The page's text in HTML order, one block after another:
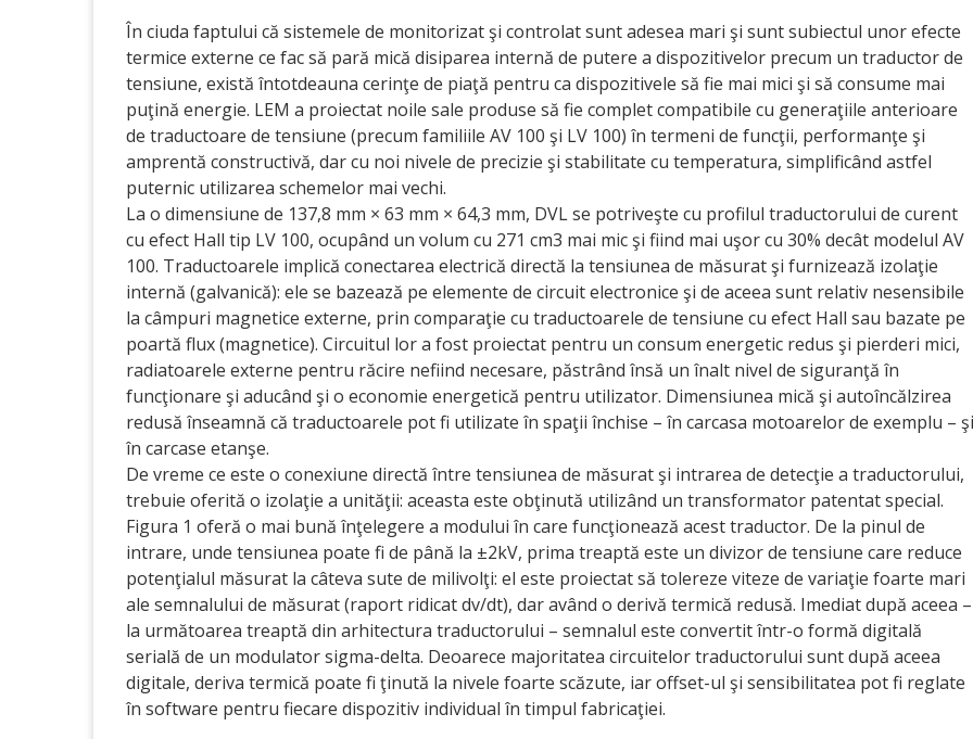
În ciuda faptului că sistemele de monitorizat şi controlat sunt adesea mari şi sunt subiectul unor efecte
termice externe ce fac să pară mică disiparea internă de putere a dispozitivelor precum un traductor de
tensiune, există întotdeauna cerinţe de piaţă pentru ca dispozitivele să fie mai mici şi să consume mai
puţină energie. LEM a proiectat noile sale produse să fie complet compatibile cu generaţiile anterioare
de traductoare de tensiune (precum familiile AV 100 şi LV 100) în termeni de funcţii, performanţe şi
amprentă constructivă, dar cu noi nivele de precizie şi stabilitate cu temperatura, simplificând astfel
puternic utilizarea schemelor mai vechi.
La o dimensiune de 137,8 mm × 63 mm × 64,3 mm, DVL se potriveşte cu profilul traductorului de curent
cu efect Hall tip LV 100, ocupând un volum cu 271 cm3 mai mic şi fiind mai uşor cu 30% decât modelul AV
100. Traductoarele implică conectarea electrică directă la tensiunea de măsurat şi furnizează izolaţie
internă (galvanică): ele se bazează pe elemente de circuit electronice şi de aceea sunt relativ nesensibile
la câmpuri magnetice externe, prin comparaţie cu traductoarele de tensiune cu efect Hall sau bazate pe
poartă flux (magnetice). Circuitul lor a fost proiectat pentru un consum energetic redus şi pierderi mici,
radiatoarele externe pentru răcire nefiind necesare, păstrând însă un înalt nivel de siguranţă în
funcţionare şi aducând şi o economie energetică pentru utilizator. Dimensiunea mică şi autoîncălzirea
redusă înseamnă că traductoarele pot fi utilizate în spaţii închise – în carcasa motoarelor de exemplu – şi
în carcase etanşe.
De vreme ce este o conexiune directă între tensiunea de măsurat şi intrarea de detecţie a traductorului,
trebuie oferită o izolaţie a unităţii: aceasta este obţinută utilizând un transformator patentat special.
Figura 1 oferă o mai bună înţelegere a modului în care funcţionează acest traductor. De la pinul de
intrare, unde tensiunea poate fi de până la ±2kV, prima treaptă este un divizor de tensiune care reduce
potenţialul măsurat la câteva sute de milivolţi: el este proiectat să tolereze viteze de variaţie foarte mari
ale semnalului de măsurat (raport ridicat dv/dt), dar având o derivă termică redusă. Imediat după aceea –
la următoarea treaptă din arhitectura traductorului – semnalul este convertit într-o formă digitală
serială de un modulator sigma-delta. Deoarece majoritatea circuitelor traductorului sunt după aceea
digitale, deriva termică poate fi ţinută la nivele foarte scăzute, iar offset-ul şi sensibilitatea pot fi reglate
în software pentru fiecare dispozitiv individual în timpul fabricaţiei.